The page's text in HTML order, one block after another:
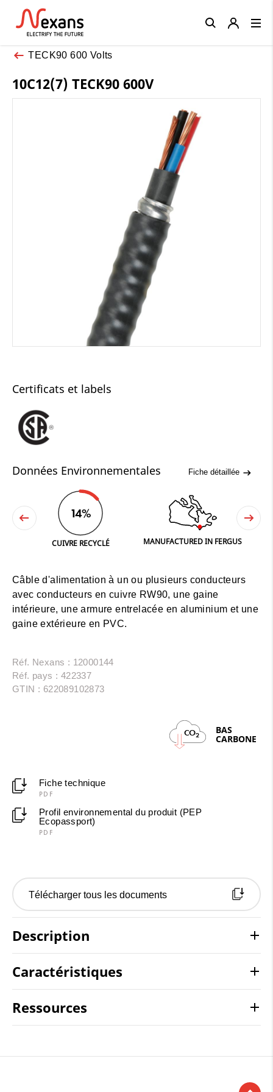
TECK90 600 Volts
10C12(7) TECK90 600V
Certificats et labels
Données Environnementales Fiche détaillée
14%
CUIVRE RECYCLÉ MANUFACTURED IN FERGUS
Câble d'alimentation à un ou plusieurs conducteurs
avec conducteurs en cuivre RW90, une gaine
intérieure, une armure entrelacée en aluminium et une
gaine extérieure en PVC.
Réf. Nexans : 12000144
Réf. pays : 422337
GTIN : 622089102873
CO2 BAS
CARBONE
Fiche technique
PDF
Profil environnemental du produit (PEP
Ecopassport)
PDF
Télécharger tous les documents
Description
Caractéristiques
Ressources
Close